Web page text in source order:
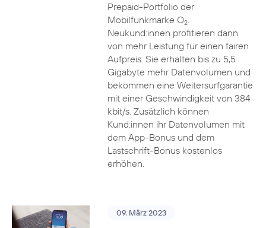
Prepaid-Portfolio der
Mobilfunkmarke O2.
Neukund:innen profitieren dann
von mehr Leistung für einen fairen
Aufpreis: Sie erhalten bis zu 5,5
Gigabyte mehr Datenvolumen und
bekommen eine Weitersurfgarantie
mit einer Geschwindigkeit von 384
kbit/s. Zusätzlich können
Kund:innen ihr Datenvolumen mit
dem App-Bonus und dem
Lastschrift-Bonus kostenlos
erhöhen.
09. März 2023